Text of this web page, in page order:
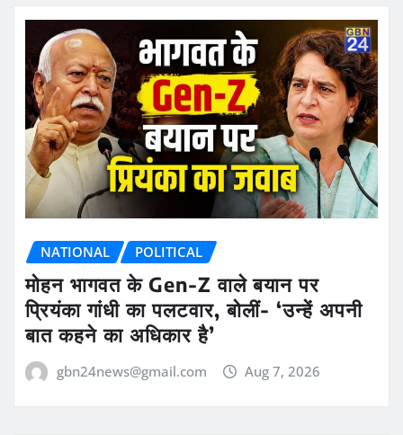
NATIONAL POLITICAL
मोहन भागवत के Gen-Z वाले बयान पर
प्रियंका गांधी का पलटवार, बोलीं- ‘उन्हें अपनी
बात कहने का अधिकार है’
gbn24news@gmail.com Aug 7, 2026